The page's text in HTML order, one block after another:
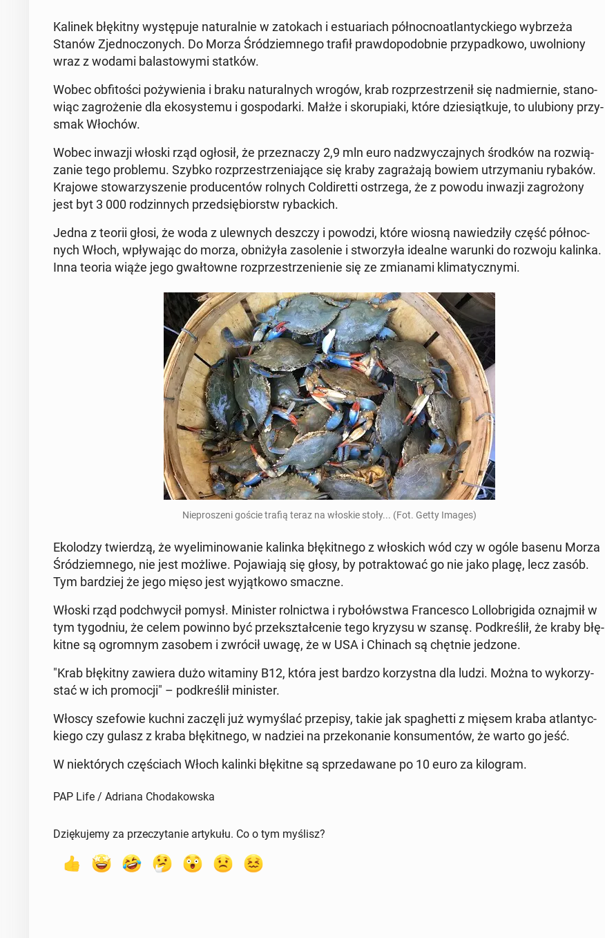
Kalinek błę­kit­ny wy­stę­pu­je na­tu­ral­nie w za­to­kach i es­tu­ariach pół­noc­no­atlan­tyc­kie­go wy­brze­ża
Stanów Zjed­no­czo­nych. Do Morza Śród­ziem­ne­go trafił praw­do­po­dob­nie przy­pad­ko­wo, uwol­nio­ny
wraz z wodami ba­la­sto­wy­mi statków.
Wobec ob­fi­to­ści po­ży­wie­nia i braku na­tu­ral­nych wrogów, krab roz­prze­strze­nił się nad­mier­nie, sta­no­
wiąc za­gro­że­nie dla eko­sys­te­mu i go­spo­dar­ki. Małże i sko­ru­pia­ki, które dzie­siąt­ku­je, to ulu­bio­ny przy­
smak Włochów.
Wobec inwazji włoski rząd ogłosił, że prze­zna­czy 2,9 mln euro nad­zwy­czaj­nych środków na roz­wią­
za­nie tego pro­ble­mu. Szybko roz­prze­strze­nia­ją­ce się kraby za­gra­ża­ją bowiem utrzy­ma­niu rybaków.
Krajowe sto­wa­rzy­sze­nie pro­du­cen­tów rolnych Col­di­ret­ti ostrze­ga, że z powodu inwazji za­gro­żo­ny
jest byt 3 000 ro­dzin­nych przed­się­biorstw ry­bac­kich.
Jedna z teorii głosi, że woda z ulew­nych deszczy i powodzi, które wiosną na­wie­dzi­ły część pół­noc­
nych Włoch, wpły­wa­jąc do morza, ob­ni­ży­ła za­so­le­nie i stwo­rzy­ła idealne warunki do rozwoju kalinka.
Inna teoria wiąże jego gwał­tow­ne roz­prze­strze­nie­nie się ze zmia­na­mi kli­ma­tycz­ny­mi.
Nie­pro­sze­ni goście trafią teraz na włoskie stoły... (Fot. Getty Images)
Eko­lo­dzy twier­dzą, że wy­eli­mi­no­wa­nie kalinka błę­kit­ne­go z wło­skich wód czy w ogóle basenu Morza
Śród­ziem­ne­go, nie jest możliwe. Po­ja­wia­ją się głosy, by po­trak­to­wać go nie jako plagę, lecz zasób.
Tym bar­dziej że jego mięso jest wy­jąt­ko­wo smaczne.
Włoski rząd pod­chwy­cił pomysł. Mi­ni­ster rol­nic­twa i ry­bo­łów­stwa Fran­ce­sco Lol­lo­bri­gi­da oznaj­mił w
tym ty­go­dniu, że celem powinno być prze­kształ­ce­nie tego kryzysu w szansę. Pod­kre­ślił, że kraby błę­
kit­ne są ogrom­nym zasobem i zwrócił uwagę, że w USA i Chinach są chętnie jedzone.
"Krab błę­kit­ny zawiera dużo wi­ta­mi­ny B12, która jest bardzo ko­rzyst­na dla ludzi. Można to wy­ko­rzy­
stać w ich pro­mo­cji" – pod­kre­ślił mi­ni­ster.
Włoscy sze­fo­wie kuchni zaczęli już wy­my­ślać prze­pi­sy, takie jak spa­ghet­ti z mięsem kraba atlan­tyc­
kie­go czy gulasz z kraba błę­kit­ne­go, w nadziei na prze­ko­na­nie kon­su­men­tów, że warto go jeść.
W nie­któ­rych czę­ściach Włoch kalinki błę­kit­ne są sprze­da­wa­ne po 10 euro za ki­lo­gram.
PAP Life / Adriana Chodakowska
Dziękujemy za przeczytanie artykułu. Co o tym myślisz?